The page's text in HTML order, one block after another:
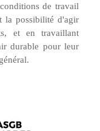
de travail
la possibilité d'agir
et en travaillant
durable pour leur